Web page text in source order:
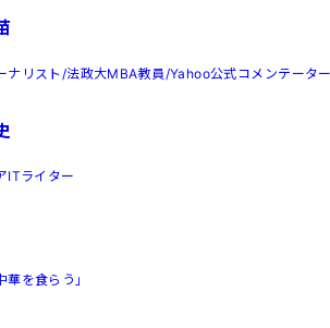
ナリスト/法政大MBA教員/Yahoo公式コメンテータ
ITライター
華を食らう」